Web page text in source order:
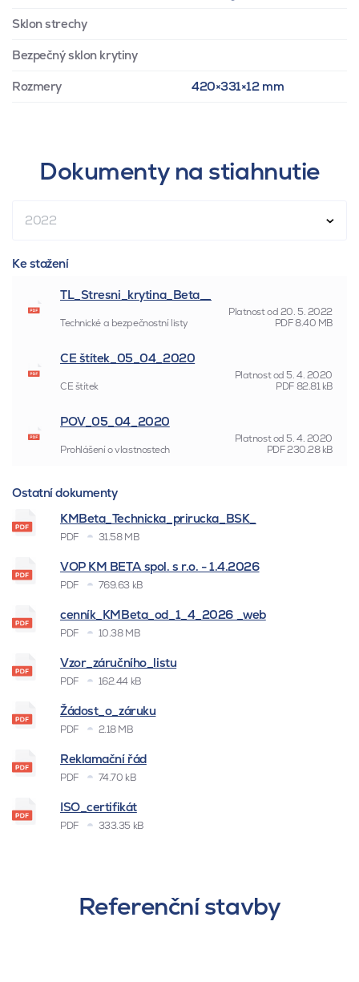
Sklon strechy
Bezpečný sklon krytiny
Rozmery 420×331×12 mm
Dokumenty na stiahnutie
2022
Ke stažení
TL_Stresni_krytina_Beta__
Platnost od20. 5. 2022
Technické a bezpečnostní listy
PDF8.40 MB
CE štítek_05_04_2020
Platnost od 5. 4. 2020
CE štítek
PDF82.81 kB
POV_05_04_2020
Platnost od 5. 4. 2020
Prohlášení o vlastnostech
PDF230.28 kB
Ostatní dokumenty
KMBeta_Technicka_prirucka_BSK_
PDF 31.58 MB
VOP KM BETA spol. s r.o. - 1.4.2026
PDF 769.63 kB
cenník_KMBeta_od_1_4_2026 _web
PDF 10.38 MB
Vzor_záručního_listu
PDF 162.44 kB
Žádost_o_záruku
PDF 2.18 MB
Reklamační řád
PDF 74.70 kB
ISO_certifikát
PDF 333.35 kB
Referenční stavby